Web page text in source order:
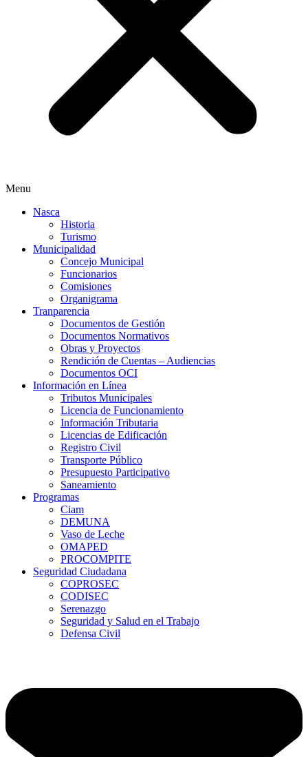
Menu
Nasca
Historia
Turismo
Municipalidad
Concejo Municipal
Funcionarios
Comisiones
Organigrama
Tranparencia
Documentos de Gestión
Documentos Normativos
Obras y Proyectos
Rendición de Cuentas – Audiencias
Documentos OCI
Información en Línea
Tributos Municipales
Licencia de Funcionamiento
Información Tributaria
Licencias de Edificación
Registro Civil
Transporte Público
Presupuesto Participativo
Saneamiento
Programas
Ciam
DEMUNA
Vaso de Leche
OMAPED
PROCOMPITE
Seguridad Ciudadana
COPROSEC
CODISEC
Serenazgo
Seguridad y Salud en el Trabajo
Defensa Civil